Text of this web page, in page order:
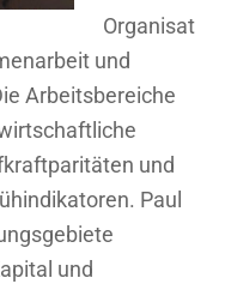
Organisat
und
Arbeitsbereiche
und
Paul
und